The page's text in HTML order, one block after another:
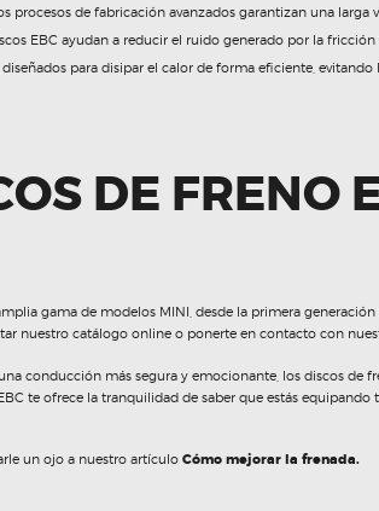
procesos de fabricación avanzados garantizan una larga
EBC ayudan a reducir el ruido generado por la fricción
para disipar el calor de forma eficiente,
DE FRENO
gama de modelos MINI, desde la primera
nuestro catálogo online o ponerte en contacto con
conducción más segura y emocionante, los discos de
te ofrece la tranquilidad de saber que estás
un ojo a nuestro artículo Cómo mejorar la frenada.